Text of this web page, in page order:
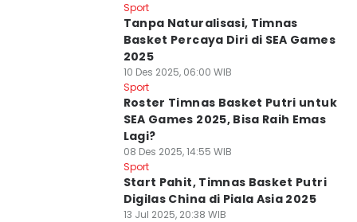
Sport
Tanpa Naturalisasi, Timnas
Basket Percaya Diri di SEA Games
2025
10 Des 2025, 06:00 WIB
Sport
Roster Timnas Basket Putri untuk
SEA Games 2025, Bisa Raih Emas
Lagi?
08 Des 2025, 14:55 WIB
Sport
Start Pahit, Timnas Basket Putri
Digilas China di Piala Asia 2025
13 Jul 2025, 20:38 WIB